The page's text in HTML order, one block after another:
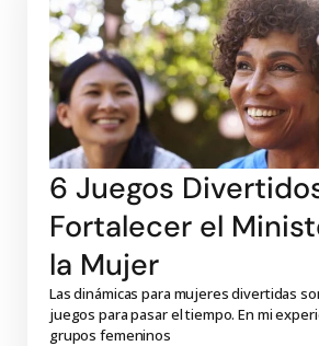
6 Juegos
Fortalecer el
la Mujer
Las dinámicas para mujeres divertidas
juegos para pasar el tiempo. En mi
grupos femeninos